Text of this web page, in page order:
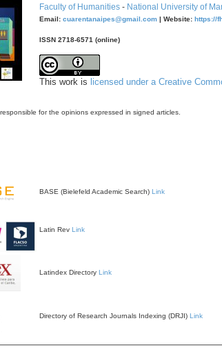
Faculty of Humanities- National University of
Email: cuarentanaipes@gmail.com| Website: https://
ISSN 2718-6571 (online)
This work is licensed under a Creative
for the opinions expressed in signed articles.
BASE (Bielefeld Academic Search) Link
Latin Rev Link
Latindex Directory Link
Directory of Research Journals Indexing (DRJI) Link